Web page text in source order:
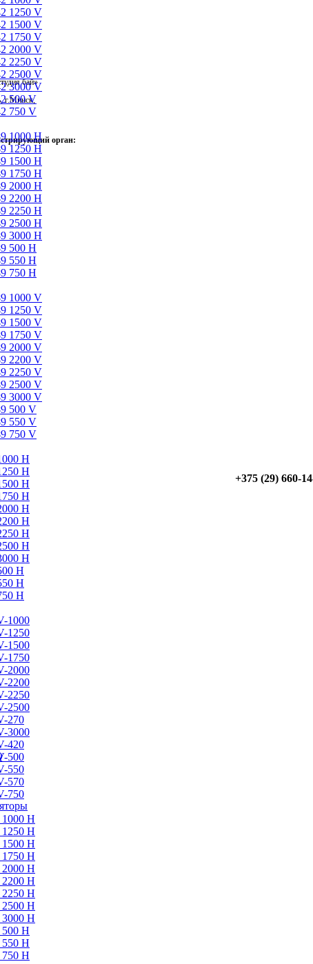
1250 V
1500 V
1750 V
2000 V
2250 V
2500 V
3000 V
500 V
750 V
1000 H
1250 H
1500 H
1750 H
2000 H
2200 H
2250 H
2500 H
3000 H
500 H
550 H
750 H
1000 V
1250 V
1500 V
1750 V
2000 V
2200 V
2250 V
2500 V
3000 V
500 V
550 V
750 V
H
H
H
H
H
H
H
H
H
H
H
H
1000
1250
1500
1750
2000
2200
2250
2500
270
3000
420
500
550
570
750
1000 H
1250 H
1500 H
1750 H
2000 H
2200 H
2250 H
2500 H
3000 H
500 H
550 H
750 H
бай»
г.Минск,
орган:
время на подбор
- рассчитаем требуемую мощность; - предложим от
и получите скидку от 5%
+375 (29) 660-